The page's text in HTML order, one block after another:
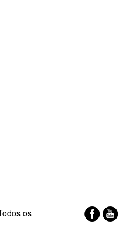
os